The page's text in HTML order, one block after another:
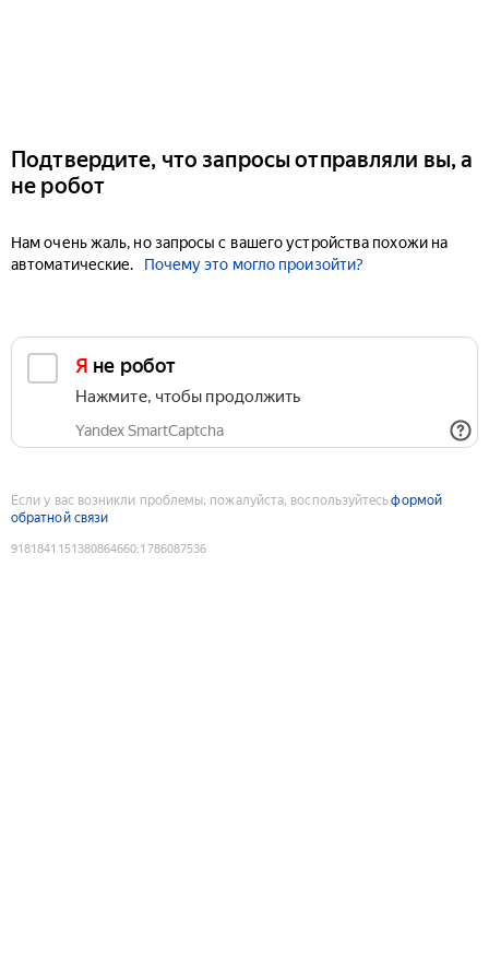
Подтвердите, что запросы отправляли вы, а
не робот
Нам очень жаль, но запросы с вашего устройства похожи на
автоматические.
Почему это могло произойти?
Я не робот
Нажмите, чтобы продолжить
Yandex SmartCaptcha
Если у вас возникли проблемы, пожалуйста, воспользуйтесьформой
обратной связи
9181841151380864660:1786087536